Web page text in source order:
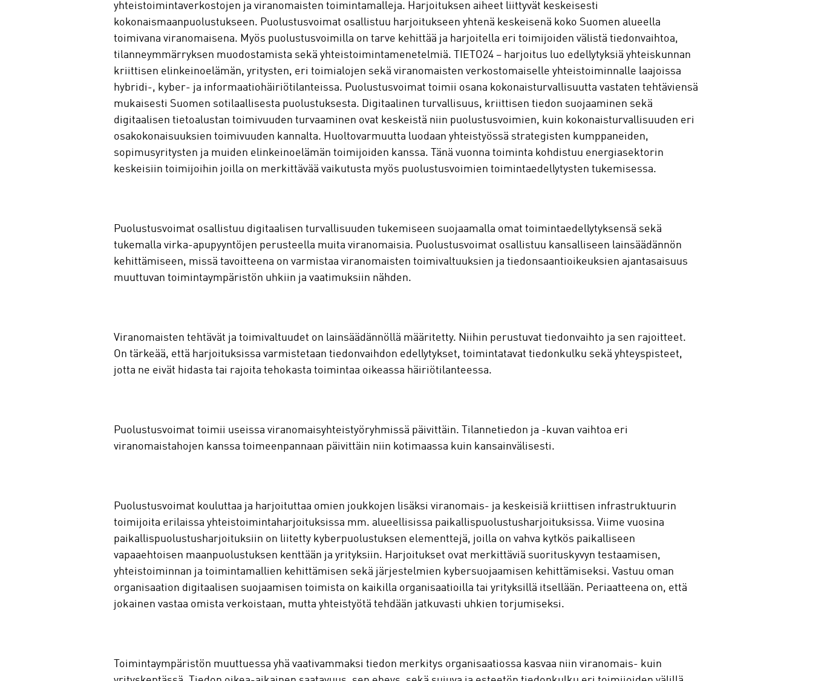
yhteistoimintaverkostojen ja viranomaisten toimintamalleja. Harjoituksen aiheet liittyvät keskeisesti
kokonaismaanpuolustukseen. Puolustusvoimat osallistuu harjoitukseen yhtenä keskeisenä koko Suomen alueella
toimivana viranomaisena. Myös puolustusvoimilla on tarve kehittää ja harjoitella eri toimijoiden välistä tiedonvaihtoa,
tilanneymmärryksen muodostamista sekä yhteistoimintamenetelmiä. TIETO24 – harjoitus luo edellytyksiä yhteiskunnan
kriittisen elinkeinoelämän, yritysten, eri toimialojen sekä viranomaisten verkostomaiselle yhteistoiminnalle laajoissa
hybridi-, kyber- ja informaatiohäiriötilanteissa. Puolustusvoimat toimii osana kokonaisturvallisuutta vastaten tehtäviensä
mukaisesti Suomen sotilaallisesta puolustuksesta. Digitaalinen turvallisuus, kriittisen tiedon suojaaminen sekä
digitaalisen tietoalustan toimivuuden turvaaminen ovat keskeistä niin puolustusvoimien, kuin kokonaisturvallisuuden eri
osakokonaisuuksien toimivuuden kannalta. Huoltovarmuutta luodaan yhteistyössä strategisten kumppaneiden,
sopimusyritysten ja muiden elinkeinoelämän toimijoiden kanssa. Tänä vuonna toiminta kohdistuu energiasektorin
keskeisiin toimijoihin joilla on merkittävää vaikutusta myös puolustusvoimien toimintaedellytysten tukemisessa.
Puolustusvoimat osallistuu digitaalisen turvallisuuden tukemiseen suojaamalla omat toimintaedellytyksensä sekä
tukemalla virka-apupyyntöjen perusteella muita viranomaisia. Puolustusvoimat osallistuu kansalliseen lainsäädännön
kehittämiseen, missä tavoitteena on varmistaa viranomaisten toimivaltuuksien ja tiedonsaantioikeuksien ajantasaisuus
muuttuvan toimintaympäristön uhkiin ja vaatimuksiin nähden.
Viranomaisten tehtävät ja toimivaltuudet on lainsäädännöllä määritetty. Niihin perustuvat tiedonvaihto ja sen rajoitteet.
On tärkeää, että harjoituksissa varmistetaan tiedonvaihdon edellytykset, toimintatavat tiedonkulku sekä yhteyspisteet,
jotta ne eivät hidasta tai rajoita tehokasta toimintaa oikeassa häiriötilanteessa.
Puolustusvoimat toimii useissa viranomaisyhteistyöryhmissä päivittäin. Tilannetiedon ja -kuvan vaihtoa eri
viranomaistahojen kanssa toimeenpannaan päivittäin niin kotimaassa kuin kansainvälisesti.
Puolustusvoimat kouluttaa ja harjoituttaa omien joukkojen lisäksi viranomais- ja keskeisiä kriittisen infrastruktuurin
toimijoita erilaissa yhteistoimintaharjoituksissa mm. alueellisissa paikallispuolustusharjoituksissa. Viime vuosina
paikallispuolustusharjoituksiin on liitetty kyberpuolustuksen elementtejä, joilla on vahva kytkös paikalliseen
vapaaehtoisen maanpuolustuksen kenttään ja yrityksiin. Harjoitukset ovat merkittäviä suorituskyvyn testaamisen,
yhteistoiminnan ja toimintamallien kehittämisen sekä järjestelmien kybersuojaamisen kehittämiseksi. Vastuu oman
organisaation digitaalisen suojaamisen toimista on kaikilla organisaatioilla tai yrityksillä itsellään. Periaatteena on, että
jokainen vastaa omista verkoistaan, mutta yhteistyötä tehdään jatkuvasti uhkien torjumiseksi.
Toimintaympäristön muuttuessa yhä vaativammaksi tiedon merkitys organisaatiossa kasvaa niin viranomais- kuin